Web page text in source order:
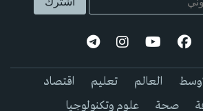
العالم تعليم
اقتصاد
صحة علوم وتكنولوجيا